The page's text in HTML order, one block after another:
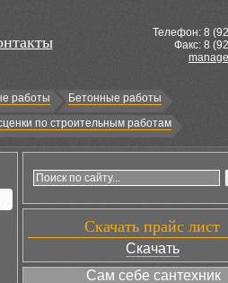
Телефон: 8 (
Факс: 8
работы
Бетонные работы
по строительным работам
Скачать прайс лист
Скачать
Сам себе сантехник